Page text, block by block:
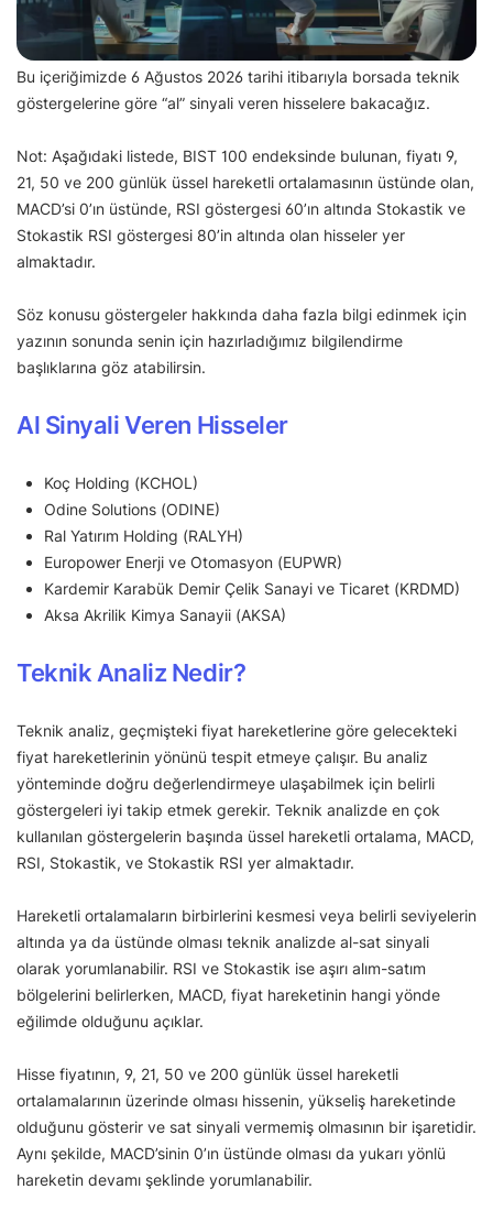
Bu içeriğimizde 6 Ağustos 2026 tarihi itibarıyla borsada teknik
göstergelerine göre “al” sinyali veren hisselere bakacağız.
Not: Aşağıdaki listede, BIST 100 endeksinde bulunan, fiyatı 9,
21, 50 ve 200 günlük üssel hareketli ortalamasının üstünde olan,
MACD’si 0’ın üstünde, RSI göstergesi 60’ın altında Stokastik ve
Stokastik RSI göstergesi 80’in altında olan hisseler yer
almaktadır.
Söz konusu göstergeler hakkında daha fazla bilgi edinmek için
yazının sonunda senin için hazırladığımız bilgilendirme
başlıklarına göz atabilirsin.
Al Sinyali Veren Hisseler
Koç Holding (KCHOL)
Odine Solutions (ODINE)
Ral Yatırım Holding (RALYH)
Europower Enerji ve Otomasyon (EUPWR)
Kardemir Karabük Demir Çelik Sanayi ve Ticaret (KRDMD)
Aksa Akrilik Kimya Sanayii (AKSA)
Teknik Analiz Nedir?
Teknik analiz, geçmişteki fiyat hareketlerine göre gelecekteki
fiyat hareketlerinin yönünü tespit etmeye çalışır. Bu analiz
yönteminde doğru değerlendirmeye ulaşabilmek için belirli
göstergeleri iyi takip etmek gerekir. Teknik analizde en çok
kullanılan göstergelerin başında üssel hareketli ortalama, MACD,
RSI, Stokastik, ve Stokastik RSI yer almaktadır.
Hareketli ortalamaların birbirlerini kesmesi veya belirli seviyelerin
altında ya da üstünde olması teknik analizde al-sat sinyali
olarak yorumlanabilir. RSI ve Stokastik ise aşırı alım-satım
bölgelerini belirlerken, MACD, fiyat hareketinin hangi yönde
eğilimde olduğunu açıklar.
Hisse fiyatının, 9, 21, 50 ve 200 günlük üssel hareketli
ortalamalarının üzerinde olması hissenin, yükseliş hareketinde
olduğunu gösterir ve sat sinyali vermemiş olmasının bir işaretidir.
Aynı şekilde, MACD’sinin 0’ın üstünde olması da yukarı yönlü
hareketin devamı şeklinde yorumlanabilir.